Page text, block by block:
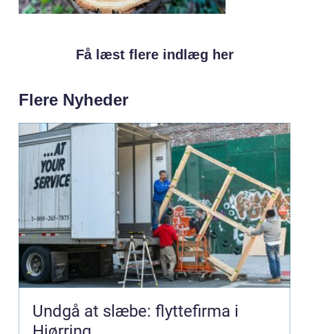
Få læst flere indlæg her
Flere Nyheder
Undgå at slæbe: flyttefirma i